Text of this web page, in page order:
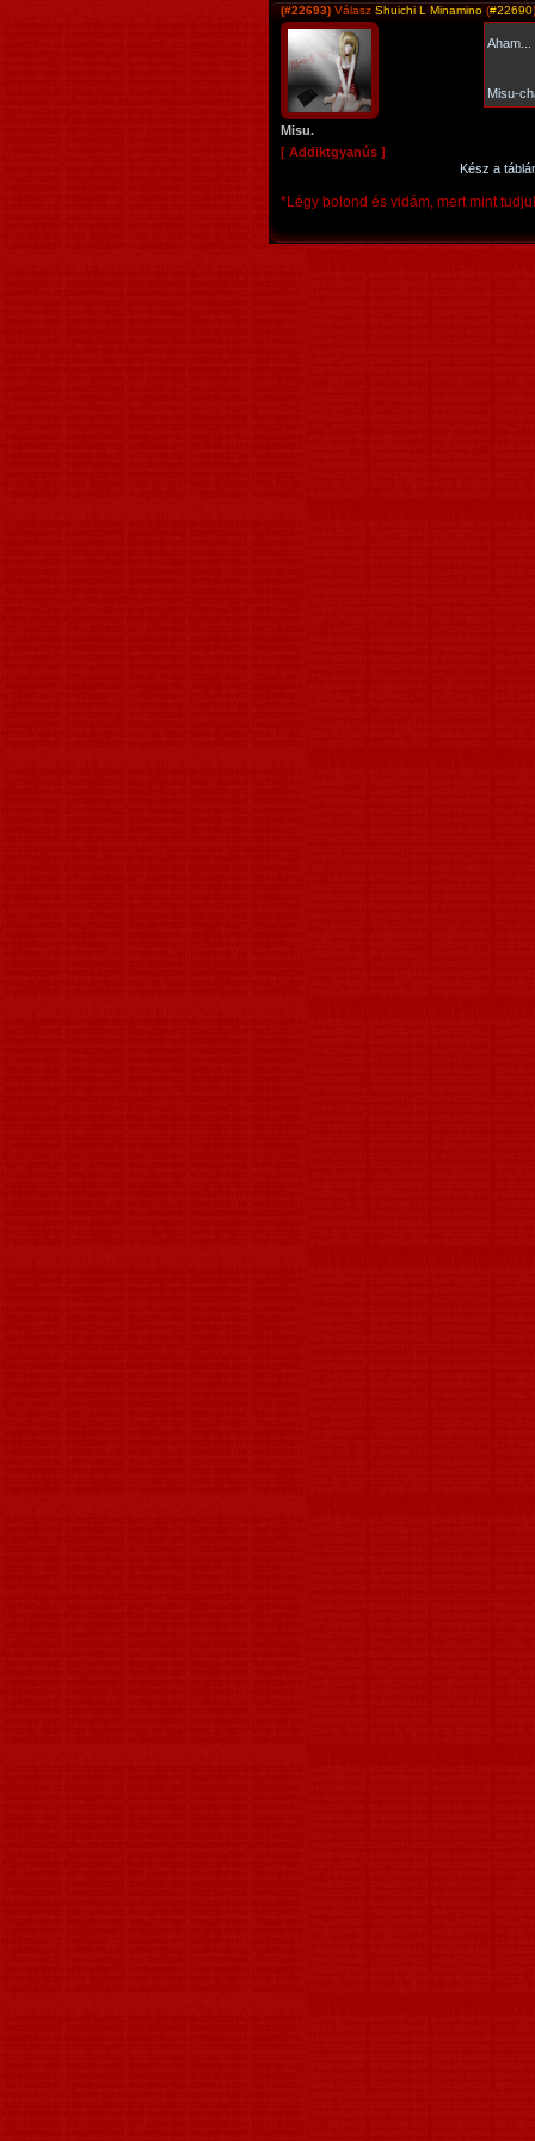
(#22693) Válasz Shuichi L Minamino (#22690
Misu.
[ Addiktgyanús ]
Misu-
Kész a
*Légy bolond és vidám, mert mint